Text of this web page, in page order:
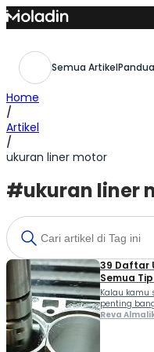
Skip
to
Semua Artikel
Home
/
Artikel
/
ukuran liner motor
#ukuran liner
39 Daftar
Semua
Kalau kamu
penting
semua
Reva